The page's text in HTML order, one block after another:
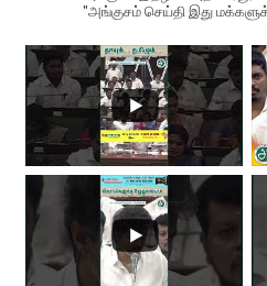
"அங்குசம் செய்தி இது